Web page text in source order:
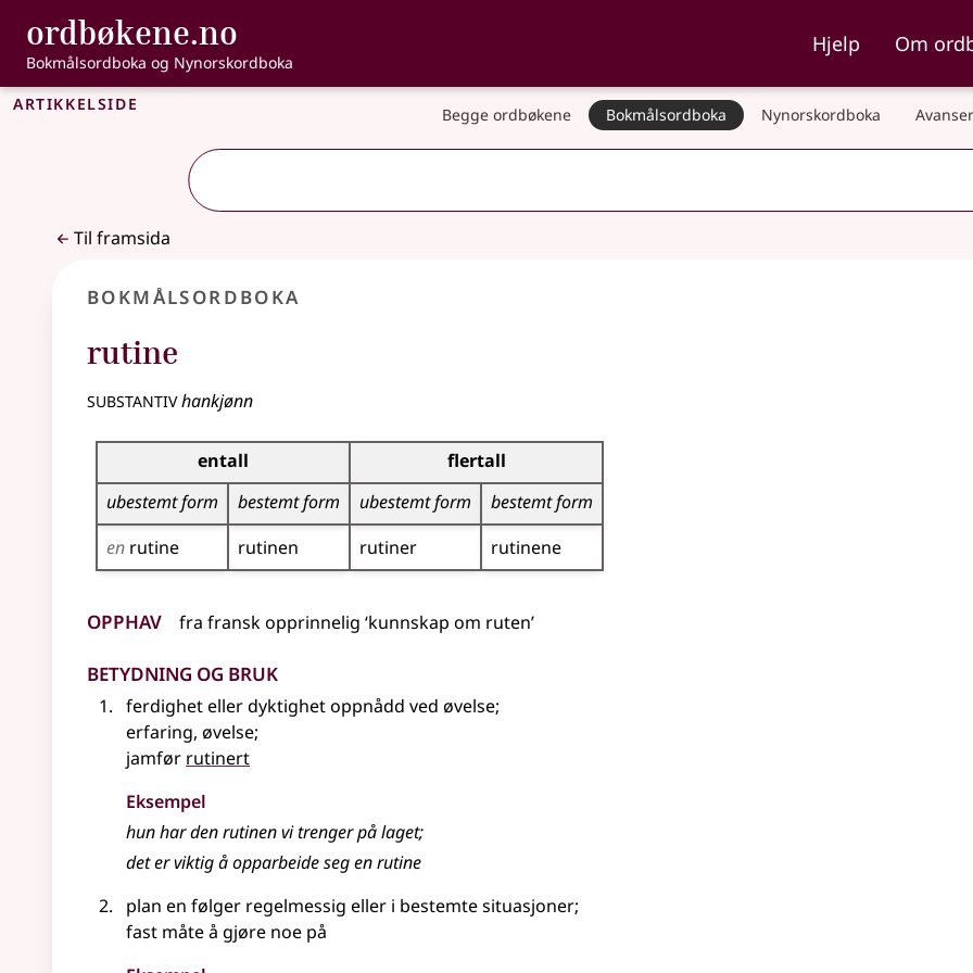
Gå til hovudinnhald
Tilgjenge
ordbøkene.no , Bokmålsordboka og Nynorskordboka
Bokmålsordboka og Nynorskordboka
Hjelp Om
Artikkelside Begge ordbøkene Bokmålsordboka Nynorskordboka
Til framsida
Bokmålsordboka
rutine
substantivhankjønn
Bøyingstabell for dette substantivet
entall
flertall
ubestemt form
bestemt form ubestemt form
bestemt form
en rutine rutinen rutiner rutinene
Opphav fra franskopprinnelig ‘kunnskap om ruten’
Betydning og bruk
ferdighet eller dyktighet oppnådd ved øvelse;
erfaring, øvelse;
jamfør rutinert
Eksempel
hun har den rutinen vi trenger på laget;
det er viktig å opparbeide seg en rutine
plan en følger regelmessig eller i bestemte situasjoner;
fast måte å gjøre noe på